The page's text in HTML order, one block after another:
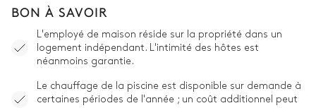
BON À SAVOIR
L'employé de maison réside sur la propriété dans un
logement indépendant. L'intimité des hôtes est
néanmoins garantie.
Le chauffage de la piscine est disponible sur demande à
certaines périodes de l'année ; un coût additionnel peut